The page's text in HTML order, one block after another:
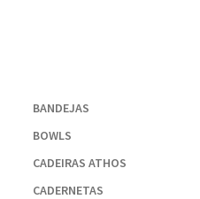
BANDEJAS
BOWLS
CADEIRAS ATHOS
CADERNETAS